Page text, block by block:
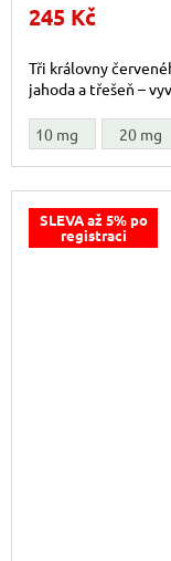
245 Kč
Tři královny
jahoda a třešeň –
10 mg 20 mg
SLEVA až 5% po
registraci